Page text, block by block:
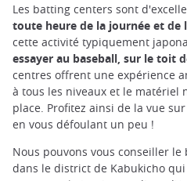
Les batting centers sont
toute heure de la journée et de
cette activité typiquement
essayer au baseball, sur le toit
centres offrent une expérience
à tous les niveaux et le matériel
place. Profitez ainsi de la vue
en vous défoulant un peu !
Nous pouvons vous conseiller
dans le district de Kabukicho